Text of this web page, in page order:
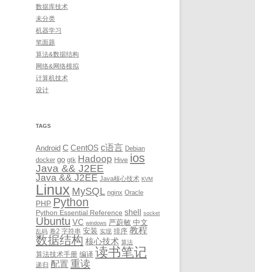
数据库技术
未分类
机器学习
笔面题
算法&数据结构
网络&网络模拟
计算机技术
设计
TAGS
Android C CentOS c语言 Debian
docker go gtk Hadoop Hive ios
Java && J2EE
Java && J2EE Java核心技术 KVM
Linux MySQL nginx Oracle
PHP Python
Python Essential Reference shell socket
Ubuntu VC windows 严蔚敏 中文
乱码 卷2 字符串 安装 实现 排序 教程
数据结构 核心技术 算法
算法技术手册 编译 读书笔记
递归 配置 重读